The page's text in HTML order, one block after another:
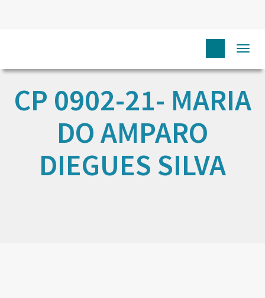
CP 0902-21- MARIA
DO AMPARO
DIEGUES SILVA